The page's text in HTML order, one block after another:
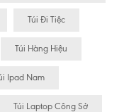
Túi Đi Tiệc
Túi Hàng Hiệu
Ipad Nam
Túi Laptop Công Sở